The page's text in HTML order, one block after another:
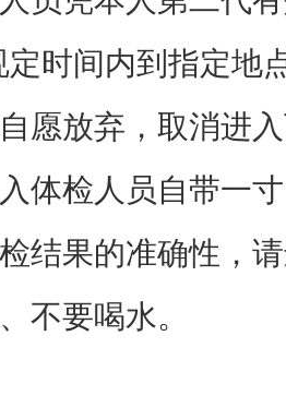
时间内到指定地
愿放弃，取消进
检人员自带一寸
果的准确性，请
不要喝水。